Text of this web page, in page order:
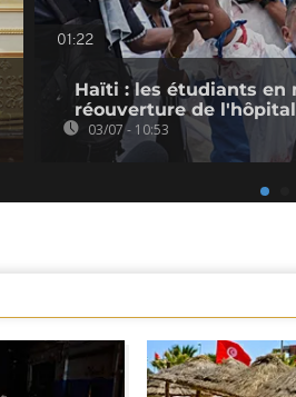
01:22
Haïti : les étudiants en
réouverture de
03/07 - 10:53